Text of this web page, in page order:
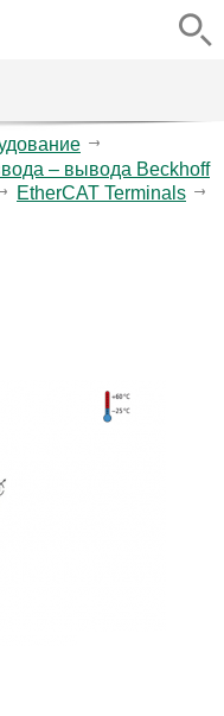
– вывода Beckhoff
EtherCAT Terminals